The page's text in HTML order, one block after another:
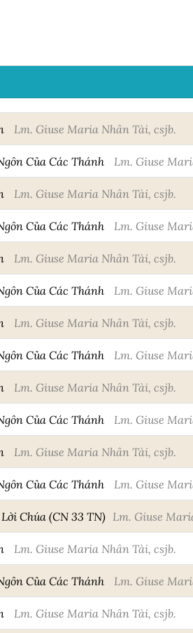
Lm. Giuse Maria Nhân Tài, csjb.
Của Các Thánh Lm. Giuse
Lm. Giuse Maria Nhân Tài, csjb.
Của Các Thánh Lm. Giuse
Lm. Giuse Maria Nhân Tài, csjb.
Của Các Thánh Lm. Giuse
Lm. Giuse Maria Nhân Tài, csjb.
Của Các Thánh Lm. Giuse
Lm. Giuse Maria Nhân Tài, csjb.
Của Các Thánh Lm. Giuse
Lm. Giuse Maria Nhân Tài, csjb.
Của Các Thánh Lm. Giuse
Chúa (CN 33 TN) Lm. Giuse
Lm. Giuse Maria Nhân Tài, csjb.
Của Các Thánh Lm. Giuse
Lm. Giuse Maria Nhân Tài, csjb.